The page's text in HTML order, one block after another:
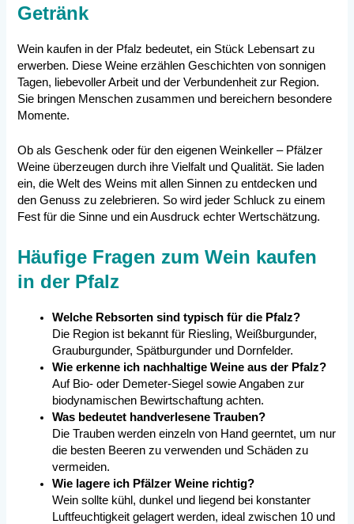
Getränk
Wein kaufen in der Pfalz bedeutet, ein Stück Lebensart zu
erwerben. Diese Weine erzählen Geschichten von sonnigen
Tagen, liebevoller Arbeit und der Verbundenheit zur Region.
Sie bringen Menschen zusammen und bereichern besondere
Momente.
Ob als Geschenk oder für den eigenen Weinkeller – Pfälzer
Weine überzeugen durch ihre Vielfalt und Qualität. Sie laden
ein, die Welt des Weins mit allen Sinnen zu entdecken und
den Genuss zu zelebrieren. So wird jeder Schluck zu einem
Fest für die Sinne und ein Ausdruck echter Wertschätzung.
Häufige Fragen zum Wein kaufen
in der Pfalz
Welche Rebsorten sind typisch für die Pfalz?
Die Region ist bekannt für Riesling, Weißburgunder,
Grauburgunder, Spätburgunder und Dornfelder.
Wie erkenne ich nachhaltige Weine aus der Pfalz?
Auf Bio- oder Demeter-Siegel sowie Angaben zur
biodynamischen Bewirtschaftung achten.
Was bedeutet handverlesene Trauben?
Die Trauben werden einzeln von Hand geerntet, um nur
die besten Beeren zu verwenden und Schäden zu
vermeiden.
Wie lagere ich Pfälzer Weine richtig?
Wein sollte kühl, dunkel und liegend bei konstanter
Luftfeuchtigkeit gelagert werden, ideal zwischen 10 und